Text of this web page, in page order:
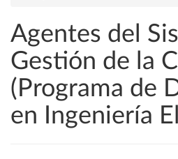
Agentes del
Gestión de la
(Programa de
en Ingeniería